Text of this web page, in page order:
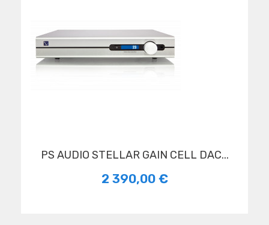
PS AUDIO STELLAR GAIN CELL DAC...
2 390,00 €